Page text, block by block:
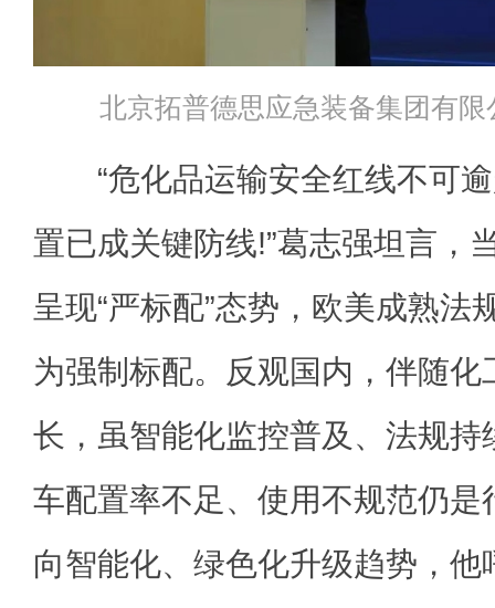
北京拓普德思应急装备集团有
“危化品运输安全红线不可逾
置已成关键防线!”葛志强坦言，
呈现“严标配”态势，欧美成熟法
为强制标配。反观国内，伴随
长，虽智能化监控普及、法规持
车配置率不足、使用不规范仍是
向智能化、绿色化升级趋势，